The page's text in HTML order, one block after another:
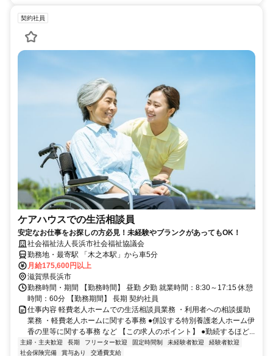
契約社員
ケアハウスでの生活相談員
安定なお仕事をお探しの方必見！未経験やブランクがあってもOK！
社会福祉法人長浜市社会福祉協議会
勤務地・最寄駅 「木之本駅」から車5分
月給175,600円以上
滋賀県長浜市
勤務時間・期間 【勤務時間】 昼勤 夕勤 就業時間：8:30～17:15 休憩
時間：60分 【勤務期間】 長期 契約社員
仕事内容 軽費老人ホームでの生活相談員業務 ・利用者への相談援助
業務 ・軽費老人ホームに関する事務 ●併設する特別養護老人ホーム伊
香の里等に関する事務 など 【この求人のポイント】 ●勤続するほど...
主婦・主夫歓迎 長期 フリーター歓迎 固定時間制 未経験者歓迎
経験者歓迎
社会保険完備
賞与あり 交通費支給